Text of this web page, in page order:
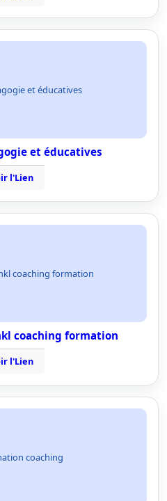
et éducatives
et éducatives
l'Lien
coaching formation
coaching formation
l'Lien
coaching